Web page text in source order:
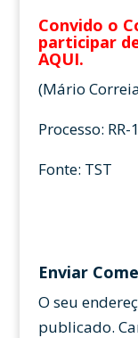
Convido o
participar
AQUI.
(Mário
Processo:
Fonte: TST
Enviar
O seu
publicado.